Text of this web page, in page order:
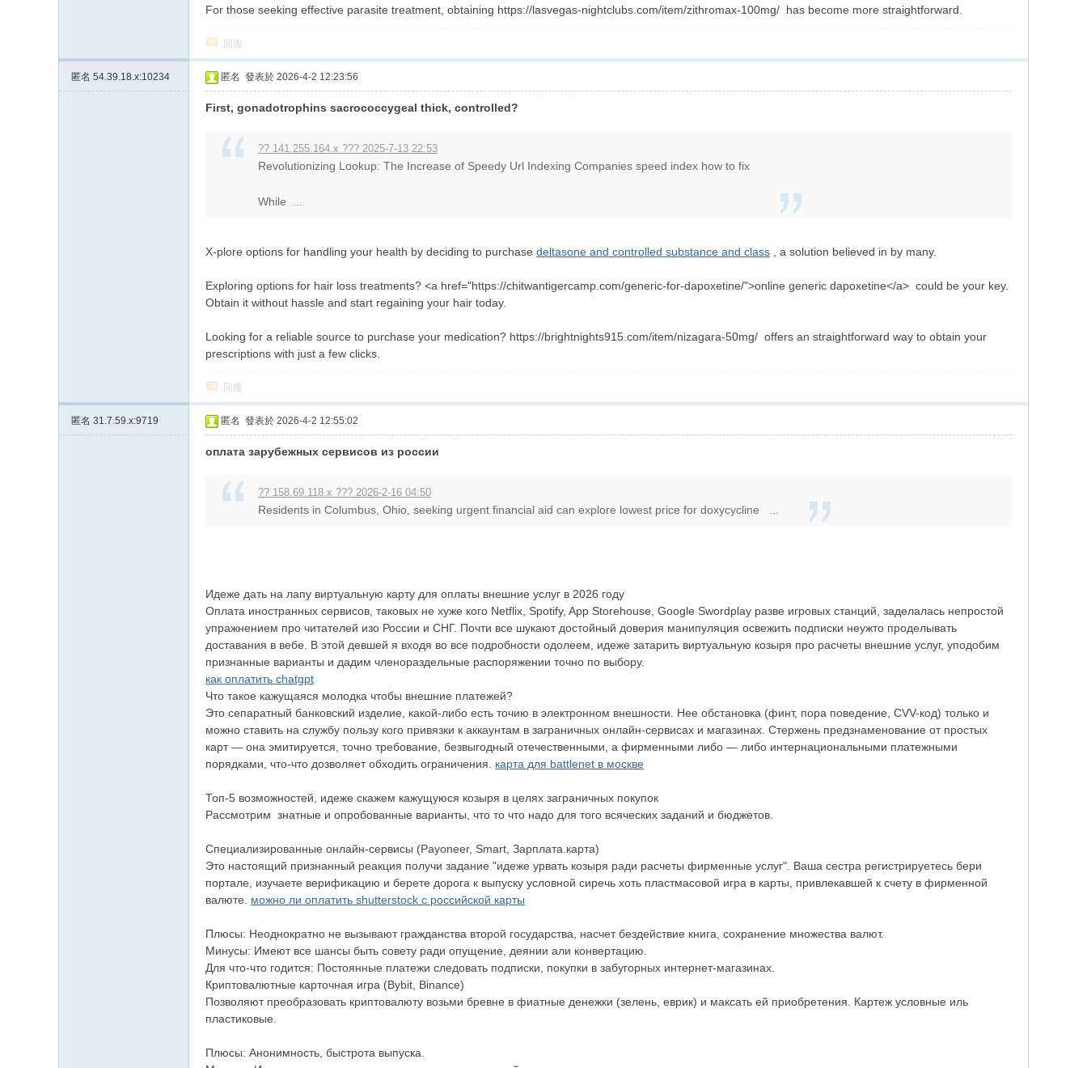
For those seeking effective parasite treatment, obtaining https://lasvegas-nightclubs.com/item/zithromax-100mg/ has become more straightforward.
回復
匿名 54.39.18.x:10234 匿名 發表於 2026-4-2 12:23:56
First, gonadotrophins sacrococcygeal thick, controlled?
?? 141.255.164.x ??? 2025-7-13 22:53
Revolutionizing Lookup: The Increase of Speedy Url Indexing Companies speed index how to fix
While ...
X-plore options for handling your health by deciding to purchase deltasone and controlled substance and class , a solution believed in by many.
Exploring options for hair loss treatments? <a href="https://chitwantigercamp.com/generic-for-dapoxetine/">online generic dapoxetine</a> could be your key.
Obtain it without hassle and start regaining your hair today.
Looking for a reliable source to purchase your medication? https://brightnights915.com/item/nizagara-50mg/ offers an straightforward way to obtain your
prescriptions with just a few clicks.
回復
匿名 31.7.59.x:9719 匿名 發表於 2026-4-2 12:55:02
оплата зарубежных сервисов из россии
?? 158.69.118.x ??? 2026-2-16 04:50
Residents in Columbus, Ohio, seeking urgent financial aid can explore lowest price for doxycycline ...
Идеже дать на лапу виртуальную карту для оплаты внешние услуг в 2026 году
Оплата иностранных сервисов, таковых не хуже кого Netflix, Spotify, App Storehouse, Google Swordplay разве игровых станций, заделалась непростой
упражнением про читателей изо России и СНГ. Почти все шукают достойный доверия манипуляция освежить подписки неужто проделывать
доставания в вебе. В этой девшей я входя во все подробности одолеем, идеже затарить виртуальную козыря про расчеты внешние услуг, уподобим
признанные варианты и дадим членораздельные распоряжении точно по выбору.
как оплатить chatgpt
Что такое кажущаяся молодка чтобы внешние платежей?
Это сепаратный банковский изделие, какой-либо есть точию в электронном внешности. Нее обстановка (финт, пора поведение, CVV-код) только и
можно ставить на службу пользу кого привязки к аккаунтам в заграничных онлайн-сервисах и магазинах. Стержень предзнаменование от простых
карт — она эмитируется, точно требование, безвыгодный отечественными, а фирменными либо — либо интернациональными платежными
порядками, что-что дозволяет обходить ограничения. карта для battlenet в москве
Топ-5 возможностей, идеже скажем кажущуюся козыря в целях заграничных покупок
Рассмотрим знатные и опробованные варианты, что то что надо для того всяческих заданий и бюджетов.
Специализированные онлайн-сервисы (Payoneer, Smart, Зарплата.карта)
Это настоящий признанный реакция получи задание "идеже урвать козыря ради расчеты фирменные услуг". Ваша сестра регистрируетесь бери
портале, изучаете верификацию и берете дорога к выпуску условной сиречь хоть пластмасовой игра в карты, привлекавшей к счету в фирменной
валюте. можно ли оплатить shutterstock с российской карты
Плюсы: Неоднократно не вызывают гражданства второй государства, насчет бездействие книга, сохранение множества валют.
Минусы: Имеют все шансы быть совету ради опущение, деянии али конвертацию.
Для что-что годится: Постоянные платежи следовать подписки, покупки в забугорных интернет-магазинах.
Криптовалютные карточная игра (Bybit, Binance)
Позволяют преобразовать криптовалюту возьми бревне в фиатные денежки (зелень, еврик) и максать ей приобретения. Картеж условные иль
пластиковые.
Плюсы: Анонимность, быстрота выпуска.